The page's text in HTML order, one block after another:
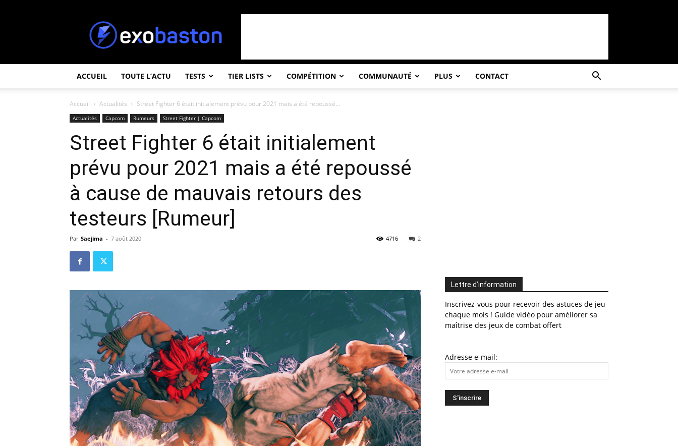
ACCUEIL TOUTE L’ACTU TESTS TIER LISTS COMPÉTITION COMMUNAUTÉ PLUS CONTACT
Accueil Actualités Street Fighter 6 était initialement prévu pour 2021 mais a été repoussé...
Actualités Capcom Rumeurs Street Fighter | Capcom
Street Fighter 6 était initialement
prévu pour 2021 mais a été repoussé
à cause de mauvais retours des
testeurs [Rumeur]
Par Saejima - 7 août 2020 2
4716
Lettre d’information
Inscrivez-vous pour recevoir des astuces de jeu
chaque mois ! Guide vidéo pour améliorer sa
maîtrise des jeux de combat offert
Adresse e-mail: